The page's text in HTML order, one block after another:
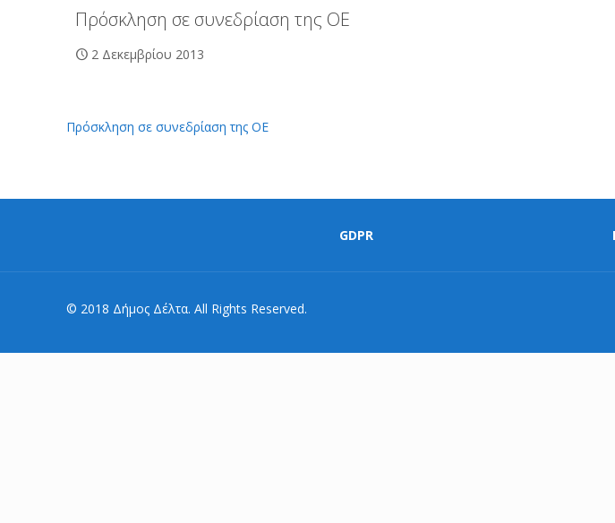
Πρόσκληση σε συνεδρίαση της ΟΕ
2 Δεκεμβρίου 2013
Πρόσκληση σε συνεδρίαση της ΟΕ
GDPR
© 2018 Δήμος Δέλτα. All Rights Reserved.